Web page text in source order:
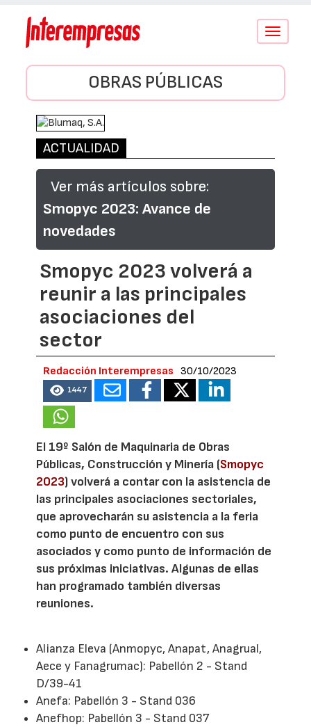
Conmutar
OBRAS PÚBLICAS
ACTUALIDAD
Ver más artículos sobre:
Smopyc 2023: Avance de
novedades
Smopyc 2023 volverá a
reunir a las principales
asociaciones del
sector
Redacción Interempresas 30/10/2023
1447
El 19º Salón de Maquinaria de Obras
Públicas, Construcción y Minería (Smopyc
2023) volverá a contar con la asistencia de
las principales asociaciones sectoriales,
que aprovecharán su asistencia a la feria
como punto de encuentro con sus
asociados y como punto de información de
sus próximas iniciativas. Algunas de ellas
han programado también diversas
reuniones.
Alianza Eleva (Anmopyc, Anapat, Anagrual,
Aece y Fanagrumac): Pabellón 2 - Stand
D/39-41
Anefa: Pabellón 3 - Stand 036
Anefhop: Pabellón 3 - Stand 037